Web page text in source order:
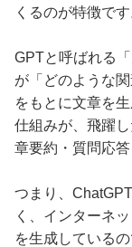
くるのが特徴です
GPTと呼ばれる
が「どのような
をもとに文章を
仕組みが、飛躍
章要約・質問応答
つまり、
く、インターネ
を生成しているの